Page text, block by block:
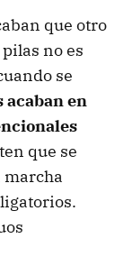
que otro
no es
se
acaban en
que se